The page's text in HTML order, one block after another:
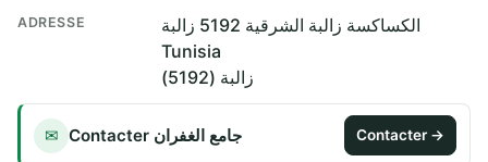
ADRESSE
الكساكسة زالبة الشرقية 5192 زالبة
Tunisia
زالبة (5192)
✉ Contacter جامع الغفران Contacter →